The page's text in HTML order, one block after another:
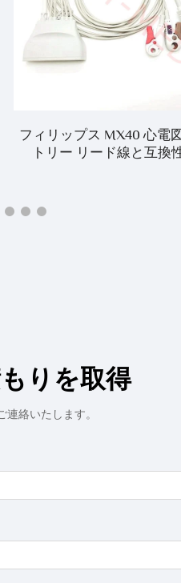
フィリップス MX40 心電
トリー リード線と互換
りを取得
絡いたします。